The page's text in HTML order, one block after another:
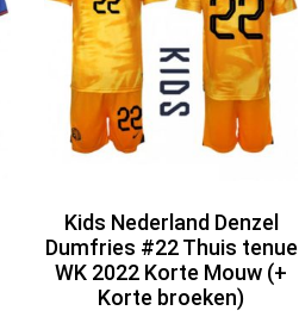
Kids Nederland Denzel
Dumfries #22 Thuis tenue
WK 2022 Korte Mouw (+
Korte broeken)